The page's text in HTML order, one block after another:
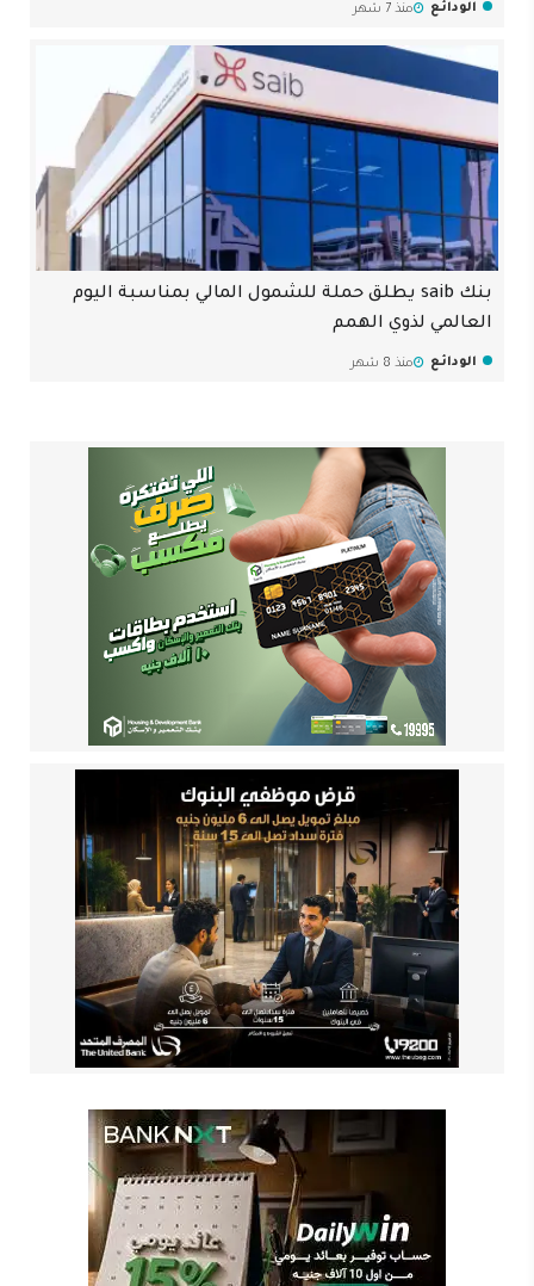
الودائع منذ 7 شهر
بنك saib يطلق حملة للشمول المالي بمناسبة اليوم
العالمي لذوي الهمم
الودائع منذ 8 شهر